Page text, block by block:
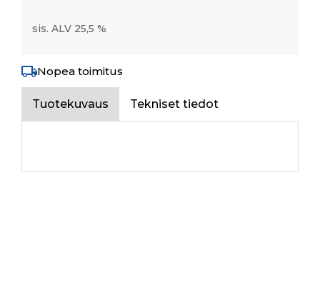
sis. ALV 25,5 %
Nopea toimitus
Tuotekuvaus Tekniset tiedot